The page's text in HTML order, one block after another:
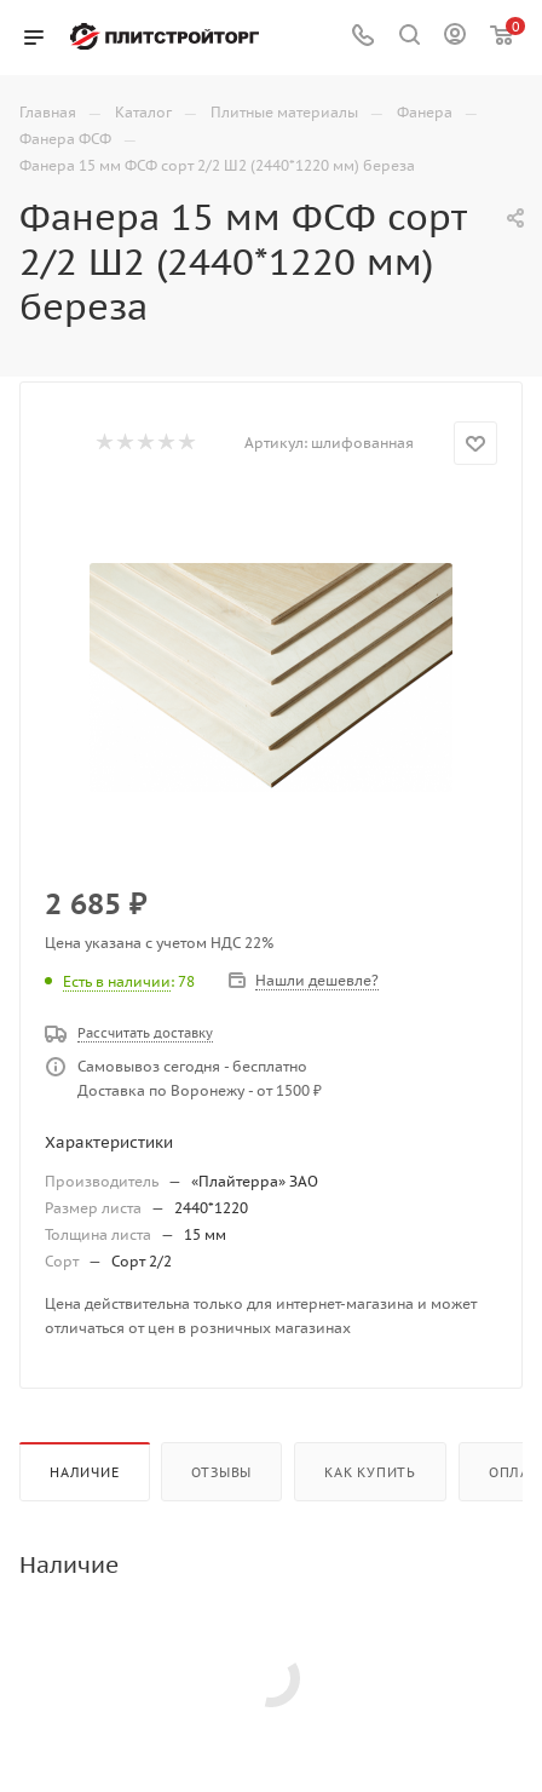
0
Главная — Каталог — Плитные материалы — Фанера —
Фанера ФСФ —
Фанера 15 мм ФСФ сорт 2/2 Ш2 (2440*1220 мм) береза
Фанера 15 мм ФСФ сорт
2/2 Ш2 (2440*1220 мм)
береза
Артикул: шлифованная
2 685 ₽
Цена указана с учетом НДС 22%
Есть в наличии: 78 Нашли дешевле?
Рассчитать доставку
Самовывоз сегодня - бесплатно
Доставка по Воронежу - от 1500 ₽
Характеристики
Производитель — «Плайтерра» ЗАО
Размер листа
— 2440*1220
Толщина листа
—
15 мм
Сорт — Сорт 2/2
Цена действительна только для интернет-магазина и может
отличаться от цен в розничных магазинах
НАЛИЧИЕ ОТЗЫВЫ КАК КУПИТЬ
Наличие